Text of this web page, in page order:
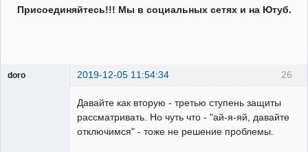
Присоединяйтесь!!! Мы в социальных сетях и на Ютуб.
26
doro 2019-12-05 11:54:34
Давайте как вторую - третью ступень защиты
рассматривать. Но чуть что - "ай-я-яй, давайте
отключимся" - тоже не решение проблемы.